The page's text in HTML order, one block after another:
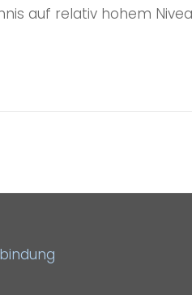
auf relativ hohem